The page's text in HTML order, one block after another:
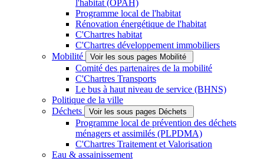
l'habitat (OPAH)
Programme local de l'habitat
Rénovation énergétique de l'habitat
C'Chartres habitat
C'Chartres développement immobiliers
Mobilité
Voir les sous pages Mobilité
Comité des partenaires de la mobilité
C'Chartres Transports
Le bus à haut niveau de service (BHNS)
Politique de la ville
Déchets
Voir les sous pages Déchets
Programme local de prévention des déchets
ménagers et assimilés (PLPDMA)
C'Chartres Traitement et Valorisation
Eau & assainissement